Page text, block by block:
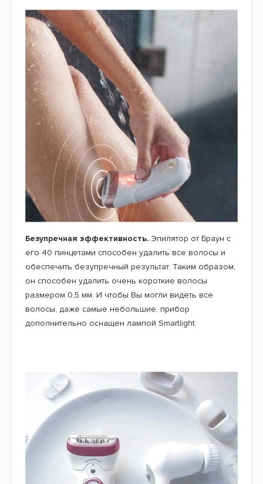
Безупречная эффективность. Эпилятор от Браун с
его 40 пинцетами способен удалить все волосы и
обеспечить безупречный результат. Таким образом,
он способен удалить очень короткие волосы
размером 0,5 мм. И чтобы Вы могли видеть все
волосы, даже самые небольшие, прибор
дополнительно оснащен лампой Smartlight.